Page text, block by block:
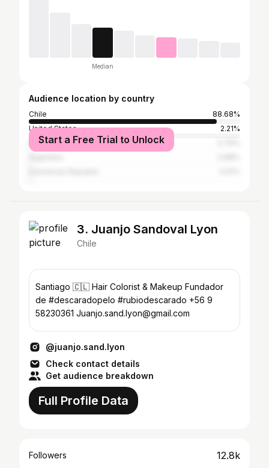
Median
Audience location by country
Chile
88.68%
United States
2.21%
Mexico
Start a Free Trial to Unlock
3. Juanjo Sandoval Lyon
Chile
Santiago 🇨🇱 Hair Colorist & Makeup Fundador
de #descaradopelo #rubiodescarado +56 9
58230361 Juanjo.sand.lyon@gmail.com
@juanjo.sand.lyon
Check contact details
Get audience breakdown
Full Profile Data
Followers 12.8k